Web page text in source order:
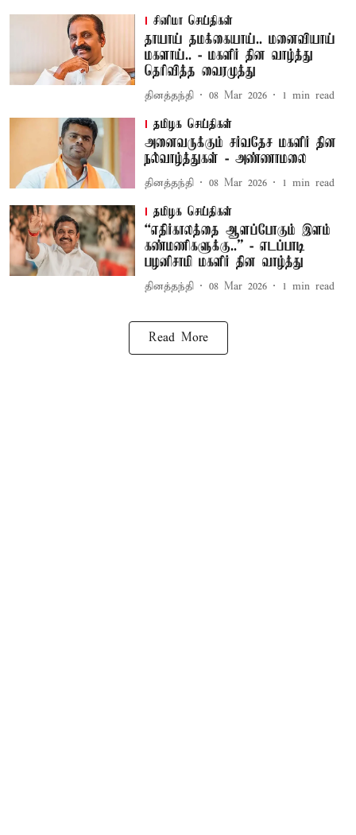
சினிமா செய்திகள்
தாயாய் தமக்கையாய்.. மனைவியாய்
மகளாய்.. - மகளிர் தின வாழ்த்து
தெரிவித்த வைரமுத்து
தினத்தந்தி 08 Mar 2026 1 min read
தமிழக செய்திகள்
அனைவருக்கும் சர்வதேச மகளிர் தின
நல்வாழ்த்துகள் - அண்ணாமலை
தினத்தந்தி 08 Mar 2026 1 min read
தமிழக செய்திகள்
“எதிர்காலத்தை ஆளப்போகும் இளம்
கண்மணிகளுக்கு..” - எடப்பாடி
பழனிசாமி மகளிர் தின வாழ்த்து
தினத்தந்தி 08 Mar 2026 1 min read
Read More